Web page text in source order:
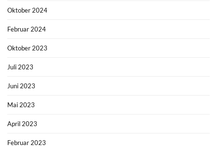
Oktober 2024
Februar 2024
Oktober 2023
Juli 2023
Juni 2023
Mai 2023
April 2023
Februar 2023